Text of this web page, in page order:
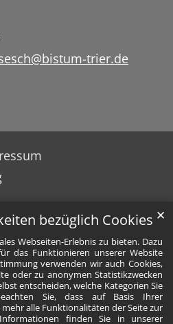
bezüglich Cookies
Webseiten-Erlebnis zu bieten. Dazu
das Funktionieren unserer Website
verwenden wir auch Cookies,
oder zu anonymen Statistikzwecken
entscheiden, welche Kategorien Sie
Sie, dass auf Basis Ihrer
alle Funktionalitäten der Seite zur
finden Sie in unserer
✕
trier.de